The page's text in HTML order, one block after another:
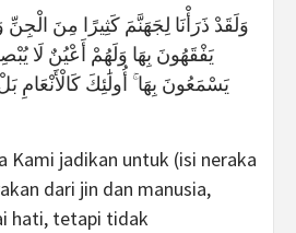
وَلَقَدْ ذَرَأْنَا لِجَهَنَّمَ كَثِيرًا مِنَ
يَفْقَهُونَ بِهَا وَلَهُمْ أَعْيُنٌ لَا
يَسْمَعُونَ بِهَا ۚ أُولَٰئِكَ
Kami jadikan untuk (isi neraka
dari jin dan manusia,
hati, tetapi tidak